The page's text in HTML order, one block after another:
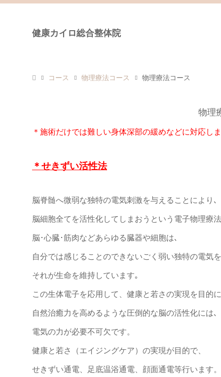
健康カイロ総合整体院
コース 物理療法コース 物理療法コース
物理
＊施術だけでは難しい身体深部の緩めなどに対応し
＊せきずい活性法
脳脊髄へ微弱な独特の電気刺激を与えることにより､
脳細胞全てを活性化してしまおうという電子物理療
脳･心臓･筋肉などあらゆる臓器や細胞は､
自分では感じることのできないごく弱い独特の電気
それが生命を維持しています｡
この生体電子を応用して、健康と若さの実現を目的
自然治癒力を高めるような圧倒的な脳の活性化には､
電気の力が必要不可欠です。
健康と若さ（エイジングケア）の実現が目的で、
せきずい通電、足底温浴通電、顔面通電等行います。